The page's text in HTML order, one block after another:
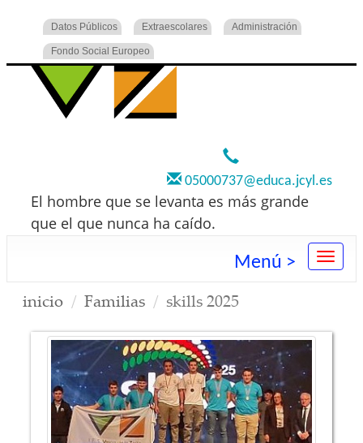
Datos Públicos Extraescolares Administración
Fondo Social Europeo
05000737@educa.jcyl.es
El hombre que se levanta es más grande
que el que nunca ha caído.
Menú >
inicio Familias skills 2025